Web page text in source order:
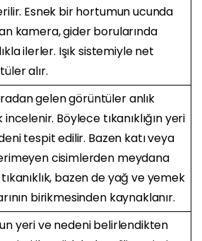
Esnek bir hortumun ucunda
kamera, gider borularında
ilerler. Işık sistemiyle net
alır.
gelen görüntüler anlık
Böylece tıkanıklığın yeri
tespit edilir. Bazen katı veya
cisimlerden meydana
bazen de yağ ve yemek
birikmesinden kaynaklanır.
yeri ve nedeni belirlendikten